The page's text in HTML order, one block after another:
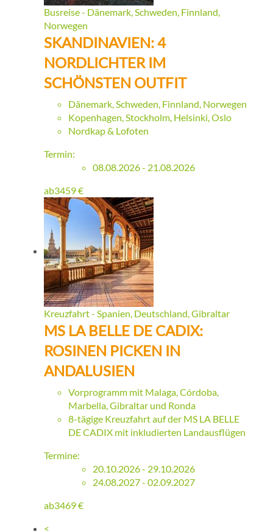
Busreise - Dänemark, Schweden, Finnland,
Norwegen
SKANDINAVIEN: 4
NORDLICHTER IM
SCHÖNSTEN OUTFIT
Dänemark, Schweden, Finnland, Norwegen
Kopenhagen, Stockholm, Helsinki, Oslo
Nordkap & Lofoten
Termin:
08.08.2026 - 21.08.2026
ab3459€
Kreuzfahrt - Spanien, Deutschland, Gibraltar
MS LA BELLE DE CADIX:
ROSINEN PICKEN IN
ANDALUSIEN
Vorprogramm mit Malaga, Córdoba,
Marbella, Gibraltar und Ronda
8-tägige Kreuzfahrt auf der MS LA BELLE
DE CADIX mit inkludierten Landausflügen
Termine:
20.10.2026 - 29.10.2026
24.08.2027 - 02.09.2027
ab3469€
<